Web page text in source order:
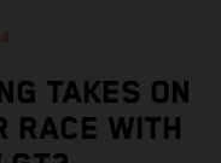
TAKES ON
RACE WITH